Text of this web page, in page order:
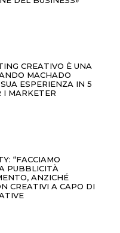
CREATIVO È UNA
MACHADO
ESPERIENZA IN 5
I MARKETER
“FACCIAMO
PUBBLICITÀ
ANZICHÉ
CREATIVI A CAPO DI